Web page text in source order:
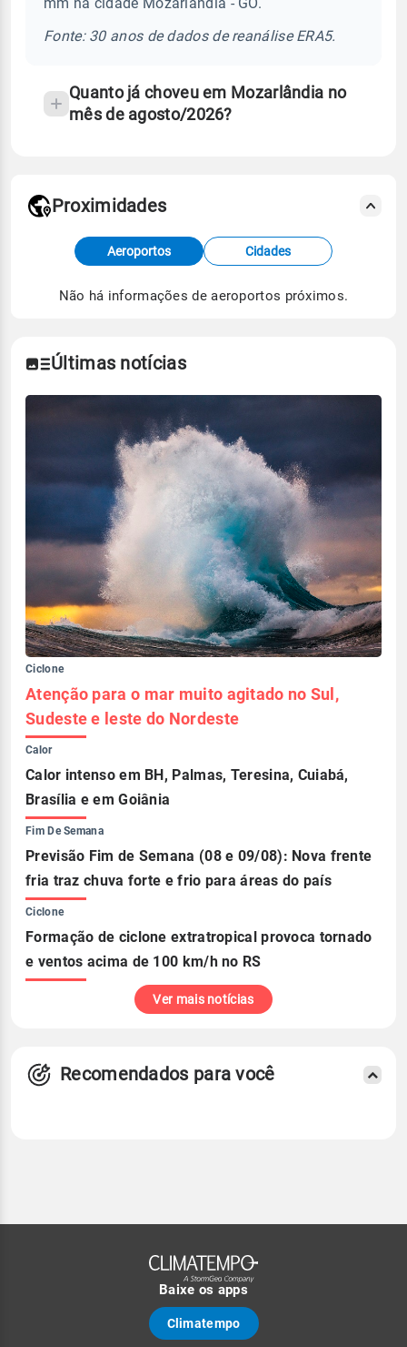
chuva
mm na cidade Mozarlândia - GO.
Fonte: 30 anos de dados de reanálise ERA5.
Quanto já choveu em Mozarlândia no
mês de agosto/2026?
Fonte: dados combinados de estações
meteorológicas e satélite do Centro de Previsão
de Tempo e Estudos Climáticos (CPTEC).
Proximidades
Aeroportos Cidades
Não há informações de aeroportos próximos.
Últimas notícias
Ciclone
Atenção para o mar muito agitado no Sul,
Sudeste e leste do Nordeste
Calor
Calor intenso em BH, Palmas, Teresina, Cuiabá,
Brasília e em Goiânia
Fim De Semana
Previsão Fim de Semana (08 e 09/08): Nova frente
fria traz chuva forte e frio para áreas do país
Ciclone
Formação de ciclone extratropical provoca tornado
e ventos acima de 100 km/h no RS
Ver mais notícias
Recomendados para você
Baixe os apps
Climatempo